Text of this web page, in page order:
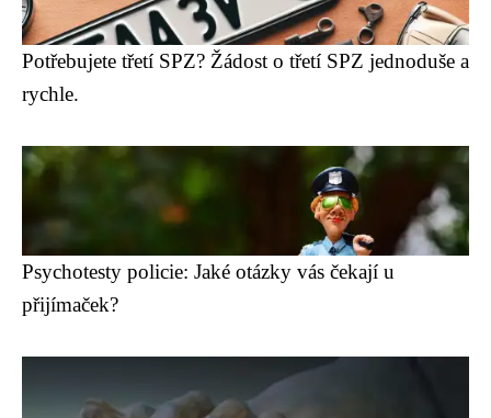
Potřebujete třetí SPZ? Žádost o třetí SPZ jednoduše a
rychle.
Psychotesty policie: Jaké otázky vás čekají u
přijímaček?